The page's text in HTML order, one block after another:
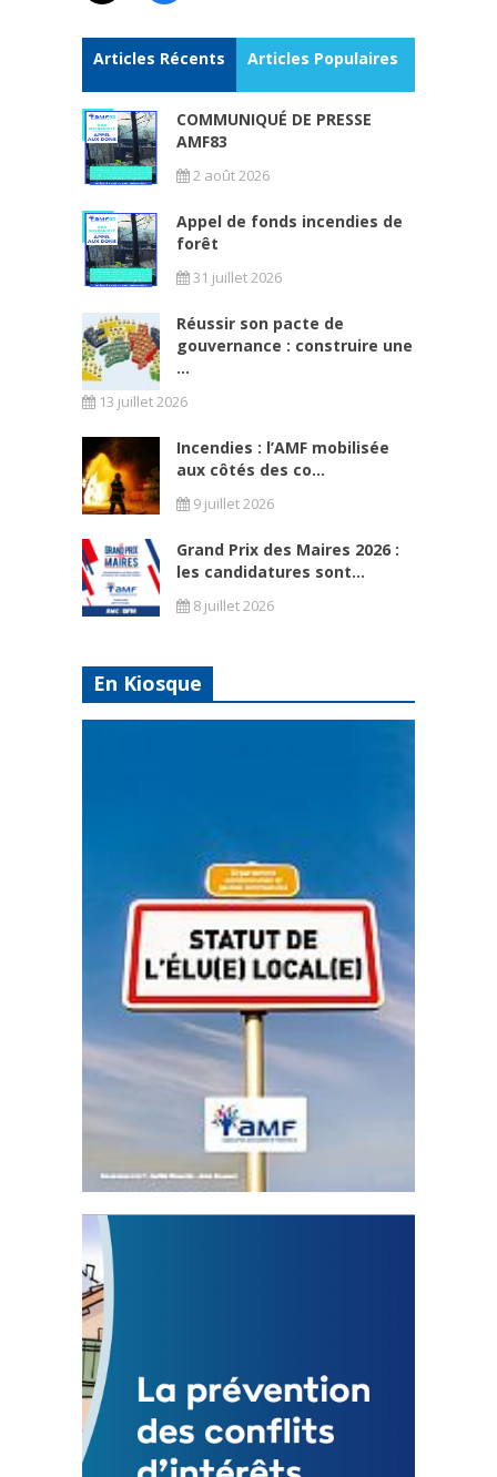
Articles Récents Articles Populaires
COMMUNIQUÉ DE PRESSE
AMF83
2 août 2026
Appel de fonds incendies de
forêt
31 juillet 2026
Réussir son pacte de
gouvernance : construire une
...
13 juillet 2026
Incendies : l’AMF mobilisée
aux côtés des co...
9 juillet 2026
Grand Prix des Maires 2026 :
les candidatures sont...
8 juillet 2026
En Kiosque
Statut de l’élu local
3 avril 2024
Mise à jour avril 2024
FEUILLETER